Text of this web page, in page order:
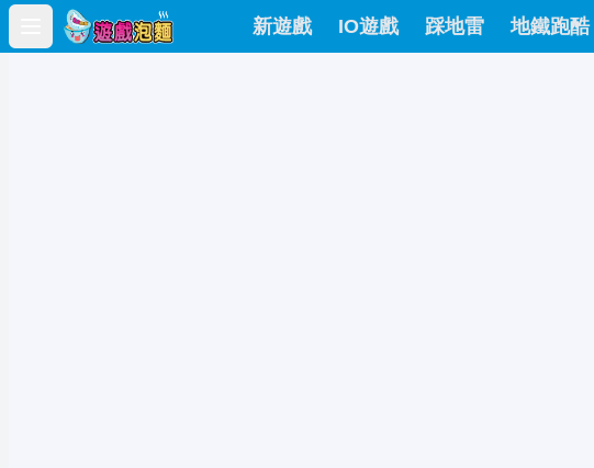
Open main menu
新遊戲 IO遊戲 踩地雷 地鐵跑酷